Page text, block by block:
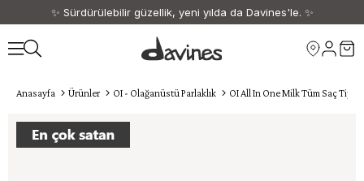
✨ Sürdürülebilir güzellik, yeni yılda da Davines'le. ✨
Anasayfa Ürünler OI - Olağanüstü Parlaklık OI All In One Milk Tüm Saç